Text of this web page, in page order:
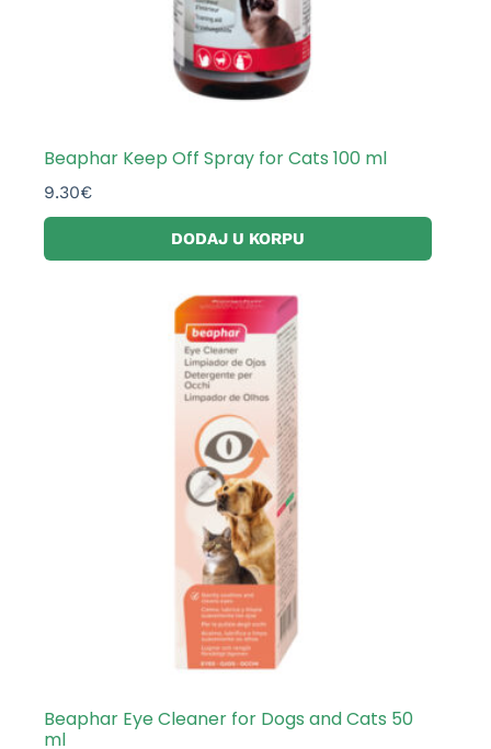
Beaphar Keep Off Spray for Cats 100 ml
9.30€
DODAJ U KORPU
Beaphar Eye Cleaner for Dogs and Cats 50
ml